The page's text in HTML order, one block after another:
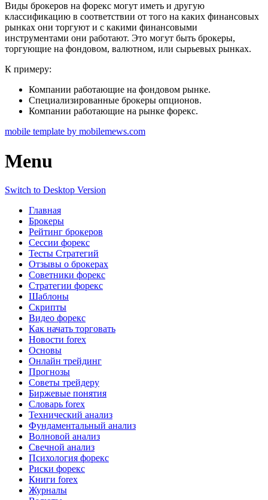
Виды брокеров на форекс могут иметь и другую
классификацию в соответствии от того на каких финансовых
рынках они торгуют и с какими финансовыми
инструментами они работают. Это могут быть брокеры,
торгующие на фондовом, валютном, или сырьевых рынках.
К примеру:
Компании работающие на фондовом рынке.
Специализированные брокеры опционов.
Компании работающие на рынке форекс.
mobile template by mobilemews.com
Menu
Switch to Desktop Version
Главная
Брокеры
Рейтинг брокеров
Сессии форекс
Тесты Стратегий
Отзывы о брокерах
Советники форекс
Стратегии форекс
Шаблоны
Скрипты
Видео форекс
Как начать торговать
Новости forex
Основы
Онлайн трейдинг
Прогнозы
Советы трейдеру
Биржевые понятия
Словарь forex
Технический анализ
Фундаментальный анализ
Волновой анализ
Свечной анализ
Психология форекс
Риски форекс
Книги forex
Журналы